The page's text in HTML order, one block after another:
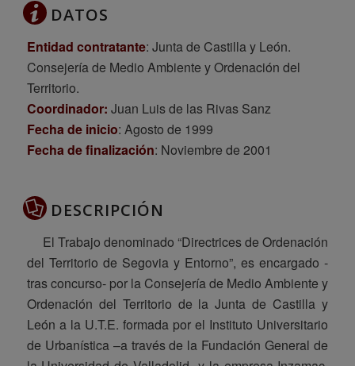
DATOS
Entidad contratante: Junta de Castilla y León.
Consejería de Medio Ambiente y Ordenación del
Territorio.
Coordinador: Juan Luis de las Rivas Sanz
Fecha de inicio: Agosto de 1999
Fecha de finalización: Noviembre de 2001
DESCRIPCIÓN
El Trabajo denominado “Directrices de Ordenación
del Territorio de Segovia y Entorno”, es encargado -
tras concurso- por la Consejería de Medio Ambiente y
Ordenación del Territorio de la Junta de Castilla y
León a la U.T.E. formada por el Instituto Universitario
de Urbanística –a través de la Fundación General de